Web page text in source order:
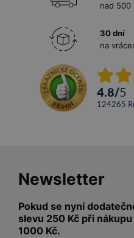
nad 500
30 dní
na
4.8/5
124265
Newsletter
Pokud se nyní
slevu 250 Kč při
1000 Kč.